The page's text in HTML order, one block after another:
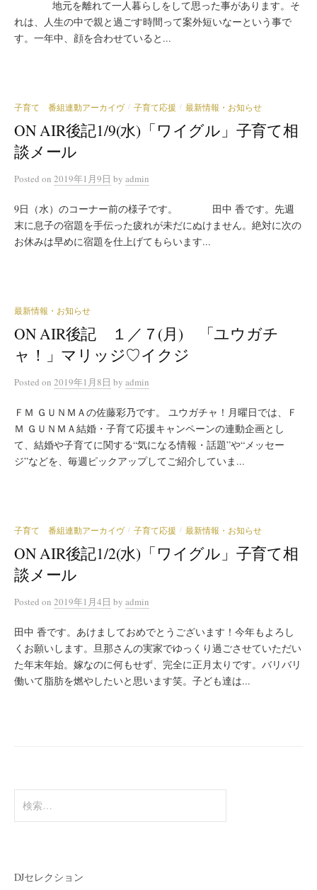
地元を離れて一人暮らしをして思った事があります。そ
れは、人生の中で親と過ごす時間って案外短いなーという事で
す。一年中、顔を合わせていると...
子育て 番組連動アーカイヴ / 子育て応援 / 最新情報・お知らせ
ON AIR後記1/9(水)「ワイグル」子育て相
談メール
Posted on 2019年1月9日 by admin
9日（水）のコーナー前の様子です。 田中 香です。先週
末に息子の宿題を手伝った疲れが未だにぬけません。絶対に次の
お休みは早めに宿題を仕上げてもらいます...
最新情報・お知らせ
ON AIR後記 １／７(月) 「ユウガチ
ャ！」マリッジ♡イクジ
Posted on 2019年1月8日 by admin
ＦＭ ＧＵＮＭＡの佐藤彩乃です。 ユウガチャ！月曜日では、Ｆ
Ｍ ＧＵＮＭＡ結婚・子育て応援キャンペーンの連動企画とし
て、結婚や子育てに関する“気になる情報・話題”や“メッセー
ジ”などを、毎週ピックアップしてご紹介していま...
子育て 番組連動アーカイヴ / 子育て応援 / 最新情報・お知らせ
ON AIR後記1/2(水)「ワイグル」子育て相
談メール
Posted on 2019年1月4日 by admin
田中 香です。あけましておめでとうございます！今年もよろし
くお願いします。旦那さんの実家でゆっくり過ごさせていただい
た年末年始。嫁なのに何もせず、完全に正月太りです。バリバリ
働いて脂肪を燃やしたいと思います笑。子ども達は...
索:
DJセレクション